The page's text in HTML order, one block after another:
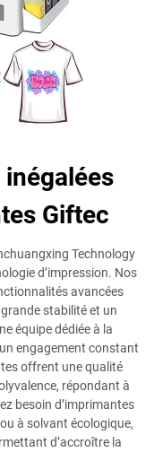
Giftec
Technology
d’impression. Nos
avancées
stabilité et un
équipe dédiée à la
engagement constant
offrent une qualité
répondant à
besoin d’imprimantes
à solvant écologique,
d’accroître la